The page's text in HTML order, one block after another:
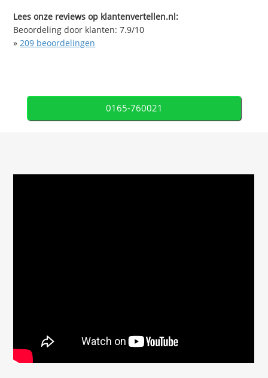
Lees onze reviews op klantenvertellen.nl:
Beoordeling door klanten:7.9/10
»209 beoordelingen
0165-760021